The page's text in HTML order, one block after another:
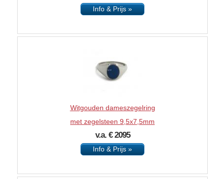
Info & Prijs »
Witgouden dameszegelring
met zegelsteen 9,5x7,5mm
v.a. € 2095
Info & Prijs »